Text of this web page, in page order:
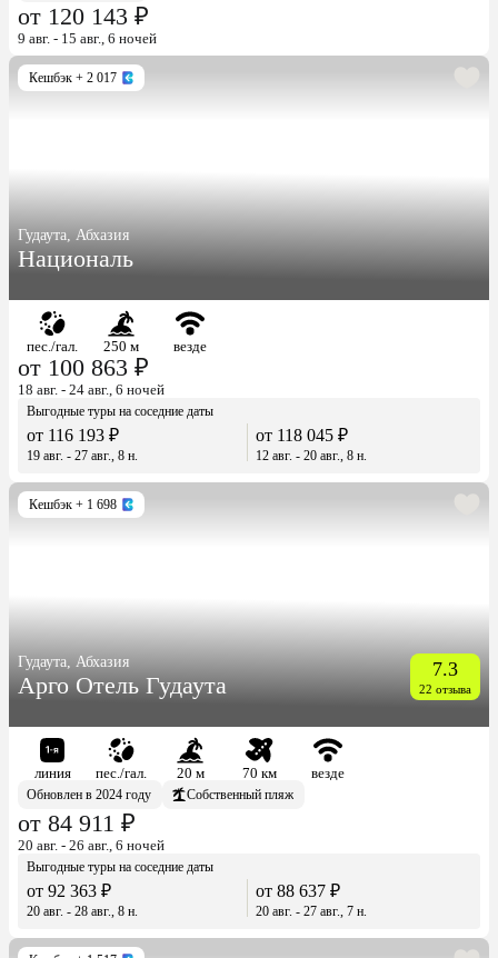
от 120 143 ₽
9 авг. - 15 авг., 6 ночей
Кешбэк + 2 017
Гудаута, Абхазия
Националь
пес./гал. 250 м везде
от 100 863 ₽
18 авг. - 24 авг., 6 ночей
Выгодные туры на соседние даты
от 116 193 ₽
19 авг. - 27 авг., 8 н.
от 118 045 ₽
12 авг. - 20 авг., 8 н.
Кешбэк + 1 698
Гудаута, Абхазия
Арго Отель Гудаута
7.3
22 отзыва
линия пес./гал. 20 м 70 км
везде
Обновлен в 2024 году
Собственный пляж
от 84 911 ₽
20 авг. - 26 авг., 6 ночей
Выгодные туры на соседние даты
от 92 363 ₽
20 авг. - 28 авг., 8 н.
от 88 637 ₽
20 авг. - 27 авг., 7 н.